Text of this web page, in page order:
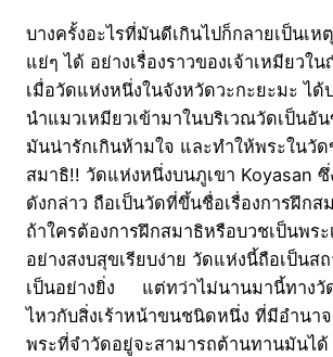
บางครั้งอะไรที่มันดีเกินไปก็กลายเป็นเห
แย่ๆ ได้ อย่างเรื่องราวของเจ้าเหมียวใ
เมื่อวัดแห่งหนึ่งในจังหวัดวะกะยะมะ ไ
นำแมวเหมียวเข้ามาในบริเวณวัดเป็นอั
มันน่ารักเกินห้ามใจ และทำให้พระในวั
สมาธิ!! วัดแห่งหนึ่งบนภูเขา Koyasan
ดังกล่าว ถือเป็นวัดที่ขึ้นชื่อเรื่องการฝึกส
ถ้าใครต้องการฝึกสมาธิหรือบวชเป็นพร
อย่างสงบสุขเรียบง่าย วัดแห่งนี้ถือเป็นส
เป็นอย่างยิ่ง แต่ทว่าไม่นานมานี้ทางวั
ไหวกับสิ่งเร้าหน้าขนชนิดหนึ่ง ที่มีอำนาจ
พระที่จำวัดอยู่จะสามารถต้านทานมันได้